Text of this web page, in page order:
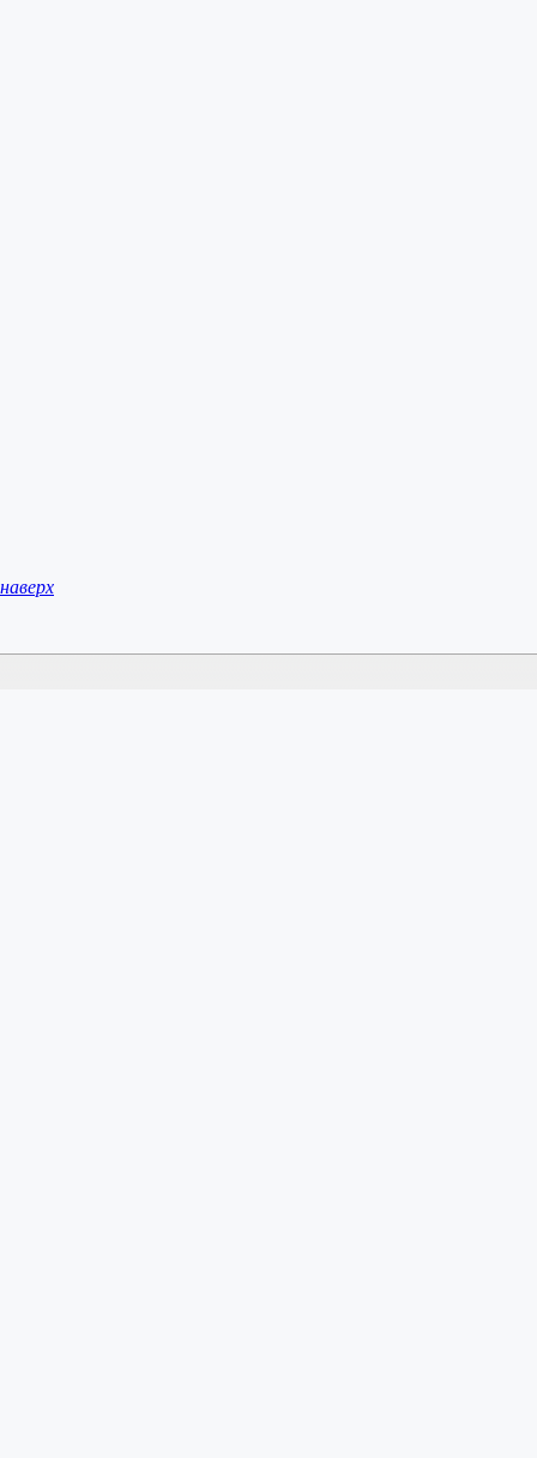
наверх